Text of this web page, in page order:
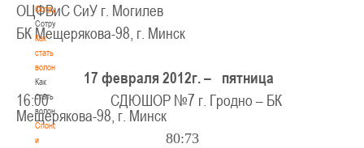
Сотрудничество
Сотрудничество
Как
стать
волонтером
Как
стать
волонтером
Спонсоры
и
ОЦФВиС СиУ г. Могилев
БК Мещерякова-98, г. Минск
17 февраля 2012г. – пятница
16:00 СДЮШОР №7 г. Гродно – БК
Мещерякова-98, г. Минск
80:73